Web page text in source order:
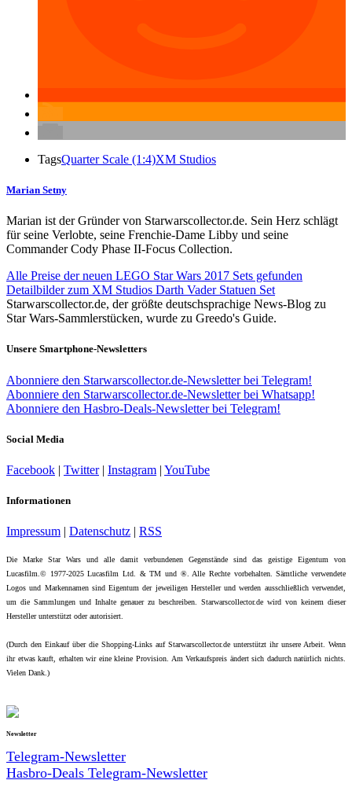
TagsQuarter Scale (1:4)XM Studios
Marian Setny
Marian ist der Gründer von Starwarscollector.de. Sein Herz schlägt
für seine Verlobte, seine Frenchie-Dame Libby und seine
Commander Cody Phase II-Focus Collection.
Alle Preise der neuen LEGO Star Wars 2017 Sets gefunden
Detailbilder zum XM Studios Darth Vader Statuen Set
Starwarscollector.de, der größte deutschsprachige News-Blog zu
Star Wars-Sammlerstücken, wurde zu Greedo's Guide.
Unsere Smartphone-Newsletters
Abonniere den Starwarscollector.de-Newsletter bei Telegram!
Abonniere den Starwarscollector.de-Newsletter bei Whatsapp!
Abonniere den Hasbro-Deals-Newsletter bei Telegram!
Social Media
Facebook | Twitter| Instagram | YouTube
Informationen
Impressum | Datenschutz | RSS
Die Marke Star Wars und alle damit verbundenen Gegenstände sind das geistige Eigentum von
Lucasfilm.© 1977-2025 Lucasfilm Ltd. & TM und ®. Alle Rechte vorbehalten. Sämtliche verwendete
Logos und Markennamen sind Eigentum der jeweiligen Hersteller und werden ausschließlich verwendet,
um die Sammlungen und Inhalte genauer zu beschreiben. Starwarscollector.de wird von keinem dieser
Hersteller unterstützt oder autorisiert.
(Durch den Einkauf über die Shopping-Links auf Starwarscollector.de unterstützt ihr unsere Arbeit. Wenn
ihr etwas kauft, erhalten wir eine kleine Provision. Am Verkaufspreis ändert sich dadurch natürlich nichts.
Vielen Dank.)
Newsletter
Telegram-Newsletter
Hasbro-Deals Telegram-Newsletter